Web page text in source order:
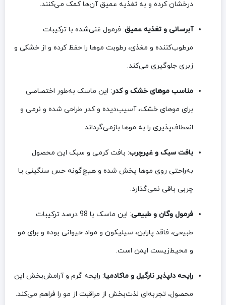
درخشان کرده و به تغذیه عمیق آن‌ها کمک می‌کنند.
آبرسانی و تغذیه عمیق: فرمول غنی‌شده با ترکیبات
مرطوب‌کننده و مغذی، رطوبت موها را حفظ کرده و از خشکی و
زبری جلوگیری می‌کند.
مناسب موهای خشک و کدر : این ماسک به‌طور اختصاصی
برای موهای خشک، آسیب‌دیده و کدر طراحی شده و نرمی و
انعطاف‌پذیری را به موها بازمی‌گرداند.
بافت سبک و غیرچرب: بافت کرمی و سبک این محصول
به‌راحتی روی موها پخش شده و هیچ‌گونه حس سنگینی یا
چربی باقی نمی‌گذارد.
فرمول وگان و طبیعی
: این ماسک با 98 درصد ترکیبات
طبیعی، فاقد پارابن، سیلیکون و مواد حیوانی بوده و برای مو
و محیط‌زیست ایمن است.
رایحه دلپذیر نارگیل و ماکادمیا: رایحه گرم و آرامش‌بخش این
محصول، تجربه‌ای لذت‌بخش از مراقبت از مو را فراهم می‌کند.